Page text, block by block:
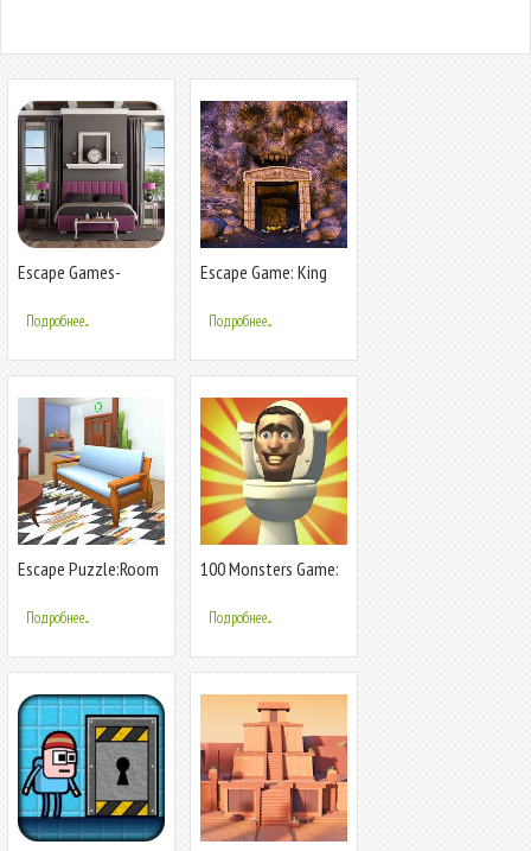
Escape Games-
Подробнее...
Escape Game: King
Подробнее...
Escape Puzzle:Room
Подробнее...
100 Monsters Game:
Подробнее...